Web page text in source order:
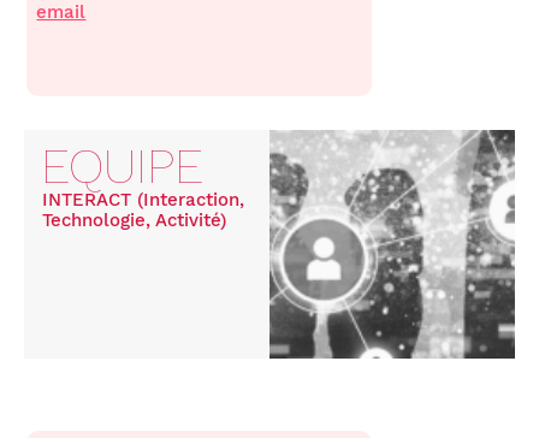
email
EQUIPE
INTERACT (Interaction,
Technologie, Activité)